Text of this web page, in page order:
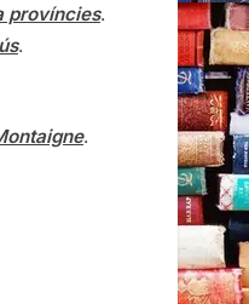
províncies.
.
.